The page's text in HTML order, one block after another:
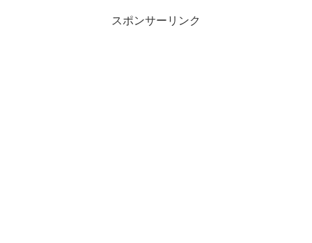
を残す。残念ながらpacmanパッ
ビ...
スポンサーリンク